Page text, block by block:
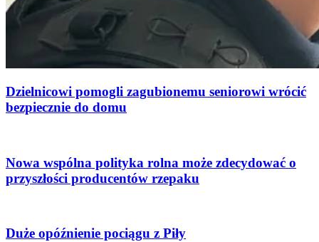
Dzielnicowi pomogli zagubionemu seniorowi wrócić
bezpiecznie do domu
Nowa wspólna polityka rolna może zdecydować o
przyszłości producentów rzepaku
Duże opóźnienie pociągu z Piły